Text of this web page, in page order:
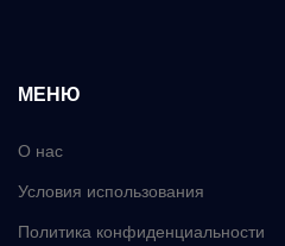
МЕНЮ
О нас
Условия использования
Политика конфиденциальности